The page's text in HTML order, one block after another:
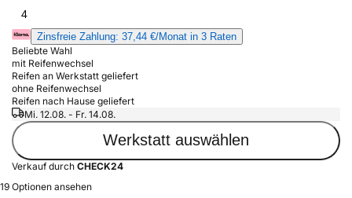
4
Zinsfreie Zahlung: 37,44 €/Monat in 3 Raten
Beliebte Wahl
mit Reifenwechsel
Reifen an Werkstatt geliefert
ohne Reifenwechsel
Reifen nach Hause geliefert
Mi. 12.08. - Fr. 14.08.
Werkstatt auswählen
Verkauf durch CHECK24
19 Optionen ansehen